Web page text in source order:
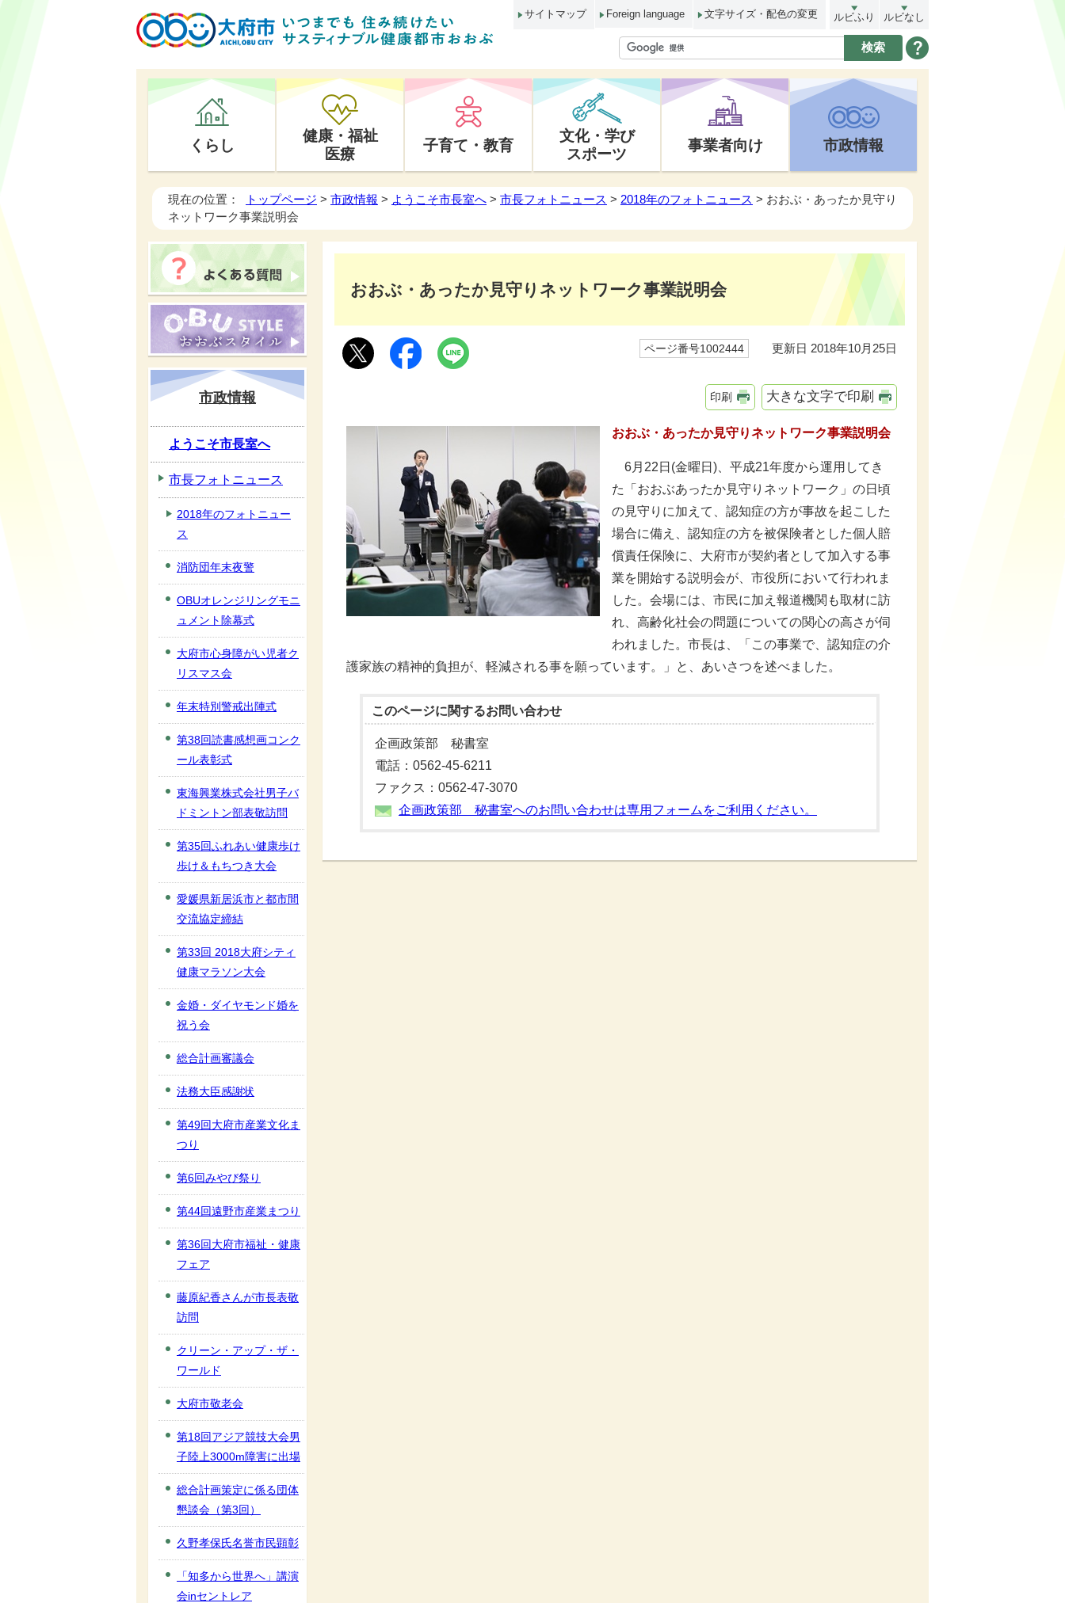
サイトマップ Foreign language 文字サイズ・配色の変更 ルビふり ルビなし
くらし
健康・福祉
医療
子育て・教育
文化・学び
スポーツ
事業者向け 市政情報
現在の位置： トップページ > 市政情報 > ようこそ市長室へ > 市長フォトニュース > 2018年のフォトニュース > おおぶ・あったか見守り
ネットワーク事業説明会
おおぶ・あったか見守りネットワーク事業説明会
ページ番号1002444 更新日 2018年10月25日
印刷 大きな文字で印刷
おおぶ・あったか見守りネットワーク事業説明会
6月22日(金曜日)、平成21年度から運用してき
た「おおぶあったか見守りネットワーク」の日頃
の見守りに加えて、認知症の方が事故を起こした
場合に備え、認知症の方を被保険者とした個人賠
償責任保険に、大府市が契約者として加入する事
業を開始する説明会が、市役所において行われま
した。会場には、市民に加え報道機関も取材に訪
れ、高齢化社会の問題についての関心の高さが伺
われました。市長は、「この事業で、認知症の介
護家族の精神的負担が、軽減される事を願っています。」と、あいさつを述べました。
このページに関するお問い合わせ
企画政策部 秘書室
電話：0562-45-6211
ファクス：0562-47-3070
企画政策部 秘書室へのお問い合わせは専用フォームをご利用ください。
市政情報
ようこそ市長室へ
市長フォトニュース
2018年のフォトニュー
ス
消防団年末夜警
OBUオレンジリングモニ
ュメント除幕式
大府市心身障がい児者ク
リスマス会
年末特別警戒出陣式
第38回読書感想画コンク
ール表彰式
東海興業株式会社男子バ
ドミントン部表敬訪問
第35回ふれあい健康歩け
歩け＆もちつき大会
愛媛県新居浜市と都市間
交流協定締結
第33回 2018大府シティ
健康マラソン大会
金婚・ダイヤモンド婚を
祝う会
総合計画審議会
法務大臣感謝状
第49回大府市産業文化ま
つり
第6回みやび祭り
第44回遠野市産業まつり
第36回大府市福祉・健康
フェア
藤原紀香さんが市長表敬
訪問
クリーン・アップ・ザ・
ワールド
大府市敬老会
第18回アジア競技大会男
子陸上3000m障害に出場
総合計画策定に係る団体
懇談会（第3回）
久野孝保氏名誉市民顕彰
「知多から世界へ」講演
会inセントレア